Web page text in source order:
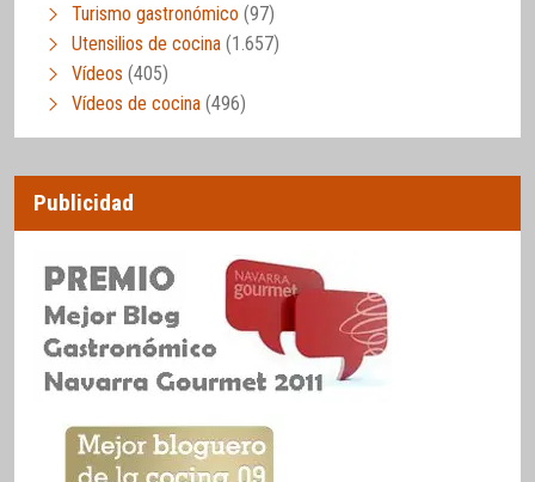
Turismo gastronómico (97)
Utensilios de cocina (1.657)
Vídeos (405)
Vídeos de cocina (496)
Publicidad